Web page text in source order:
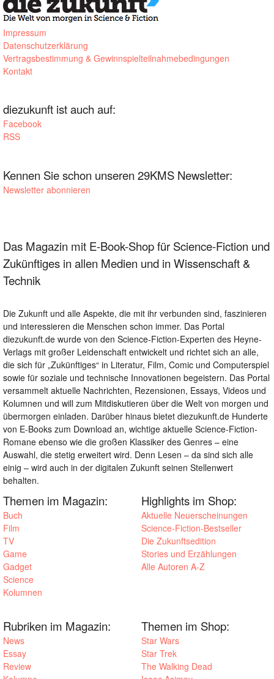
Impressum
Datenschutzerklärung
Vertragsbestimmung & Gewinnspielteilnahmebedingungen
Kontakt
diezukunft ist auch auf:
Facebook
RSS
Kennen Sie schon unseren 29KMS Newsletter:
Newsletter abonnieren
Das Magazin mit E-Book-Shop für Science-Fiction und
Zukünftiges in allen Medien und in Wissenschaft &
Technik
Die Zukunft und alle Aspekte, die mit ihr verbunden sind, faszinieren
und interessieren die Menschen schon immer. Das Portal
diezukunft.de wurde von den Science-Fiction-Experten des Heyne-
Verlags mit großer Leidenschaft entwickelt und richtet sich an alle,
die sich für „Zukünftiges“ in Literatur, Film, Comic und Computerspiel
sowie für soziale und technische Innovationen begeistern. Das Portal
versammelt aktuelle Nachrichten, Rezensionen, Essays, Videos und
Kolumnen und will zum Mitdiskutieren über die Welt von morgen und
übermorgen einladen. Darüber hinaus bietet diezukunft.de Hunderte
von E-Books zum Download an, wichtige aktuelle Science-Fiction-
Romane ebenso wie die großen Klassiker des Genres – eine
Auswahl, die stetig erweitert wird. Denn Lesen – da sind sich alle
einig – wird auch in der digitalen Zukunft seinen Stellenwert
behalten.
Themen im Magazin:
Buch
Film
TV
Game
Gadget
Science
Kolumnen
Highlights im Shop:
Aktuelle Neuerscheinungen
Science-Fiction-Bestseller
Die Zukunftsedition
Stories und Erzählungen
Alle Autoren A-Z
Rubriken im Magazin:
News
Essay
Review
Themen im Shop:
Star Wars
Star Trek
The Walking Dead